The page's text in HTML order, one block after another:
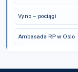
Vy.no – pociągi
Ambasada RP w Oslo